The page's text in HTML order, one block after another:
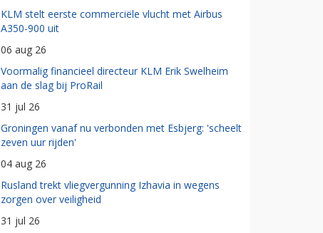
KLM stelt eerste commerciële vlucht met Airbus
A350-900 uit
06 aug 26
Voormalig financieel directeur KLM Erik Swelheim
aan de slag bij ProRail
31 jul 26
Groningen vanaf nu verbonden met Esbjerg: 'scheelt
zeven uur rijden'
04 aug 26
Rusland trekt vliegvergunning Izhavia in wegens
zorgen over veiligheid
31 jul 26